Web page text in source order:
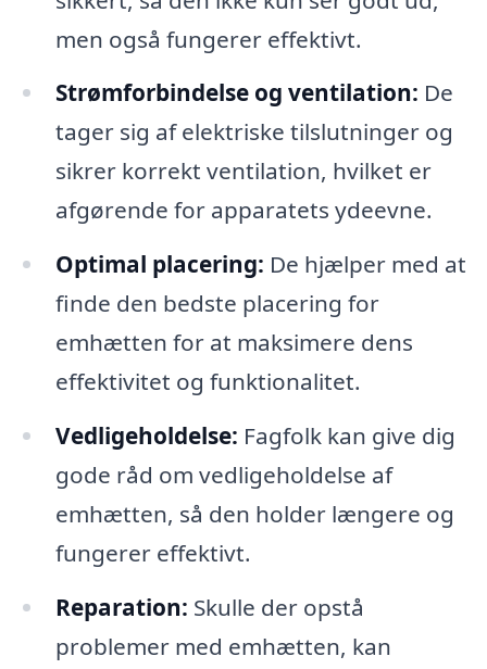
men også fungerer effektivt.
Strømforbindelse og ventilation: De
tager sig af elektriske tilslutninger og
sikrer korrekt ventilation, hvilket er
afgørende for apparatets ydeevne.
Optimal placering: De hjælper med at
finde den bedste placering for
emhætten for at maksimere dens
effektivitet og funktionalitet.
Vedligeholdelse: Fagfolk kan give dig
gode råd om vedligeholdelse af
emhætten, så den holder længere og
fungerer effektivt.
Reparation: Skulle der opstå
problemer med emhætten, kan